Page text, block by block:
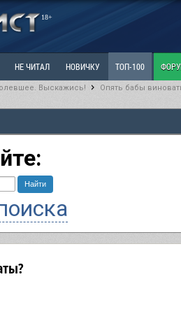
18+
НЕ ЧИТАЛ НОВИЧКУ ТОП-100
Выскажись! Опять бабы